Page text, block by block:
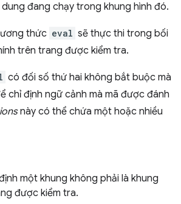
đang chạy trong khung hình đó.
thức eval sẽ thực thi trong bối
trên trang được kiểm tra.
có đối số thứ hai không bắt buộc mà
chỉ định ngữ cảnh mà mã được đánh
này có thể chứa một hoặc nhiều
một khung không phải là khung
được kiểm tra.